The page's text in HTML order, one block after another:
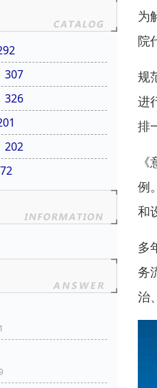
307
326
202
为
院
规
进
排
例
和
多
务
治